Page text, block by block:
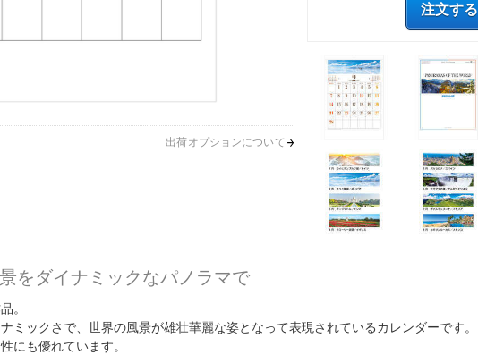
出荷オプションについて
注文する
をダイナミックなパノラマで
。
ミックさで、世界の風景が雄壮華麗な姿となって表現されているカレンダーです。
にも優れています。